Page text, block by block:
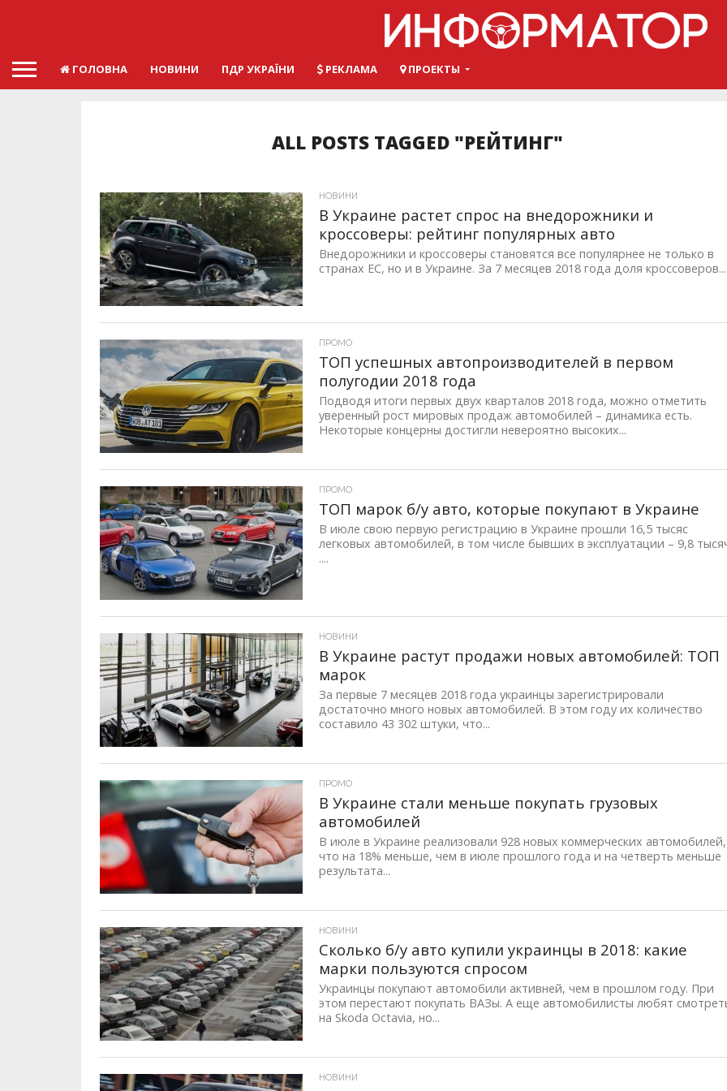
ГОЛОВНА НОВИНИ ПДР УКРАЇНИ РЕКЛАМА ПРОЕКТЫ
ALL POSTS TAGGED "РЕЙТИНГ"
НОВИНИ
В Украине растет спрос на внедорожники и
кроссоверы: рейтинг популярных авто
Внедорожники и кроссоверы становятся все популярнее не только в
странах ЕС, но и в Украине. За 7 месяцев 2018 года доля кроссоверов...
ПРОМО
ТОП успешных автопроизводителей в первом
полугодии 2018 года
Подводя итоги первых двух кварталов 2018 года, можно отметить
уверенный рост мировых продаж автомобилей – динамика есть.
Некоторые концерны достигли невероятно высоких...
ПРОМО
ТОП марок б/у авто, которые покупают в Украине
В июле свою первую регистрацию в Украине прошли 16,5 тысяс
легковых автомобилей, в том числе бывших в эксплуатации – 9,8
....
НОВИНИ
В Украине растут продажи новых автомобилей: ТОП
марок
За первые 7 месяцев 2018 года украинцы зарегистрировали
достаточно много новых автомобилей. В этом году их количество
составило 43 302 штуки, что...
ПРОМО
В Украине стали меньше покупать грузовых
автомобилей
В июле в Украине реализовали 928 новых коммерческих автомобилей,
что на 18% меньше, чем в июле прошлого года и на четверть меньше
результата...
НОВИНИ
Сколько б/у авто купили украинцы в 2018: какие
марки пользуются спросом
Украинцы покупают автомобили активней, чем в прошлом году. При
этом перестают покупать ВАЗы. А еще автомобилисты любят
на Skoda Octavia, но...
НОВИНИ